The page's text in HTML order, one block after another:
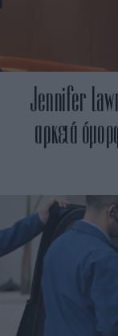
Jennifer
αρκετά